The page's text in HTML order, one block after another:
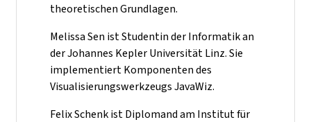
theoretischen Grundlagen.
Melissa Sen ist Studentin der Informatik an
der Johannes Kepler Universität Linz. Sie
implementiert Komponenten des
Visualisierungswerkzeugs JavaWiz.
Felix Schenk ist Diplomand am Institut für